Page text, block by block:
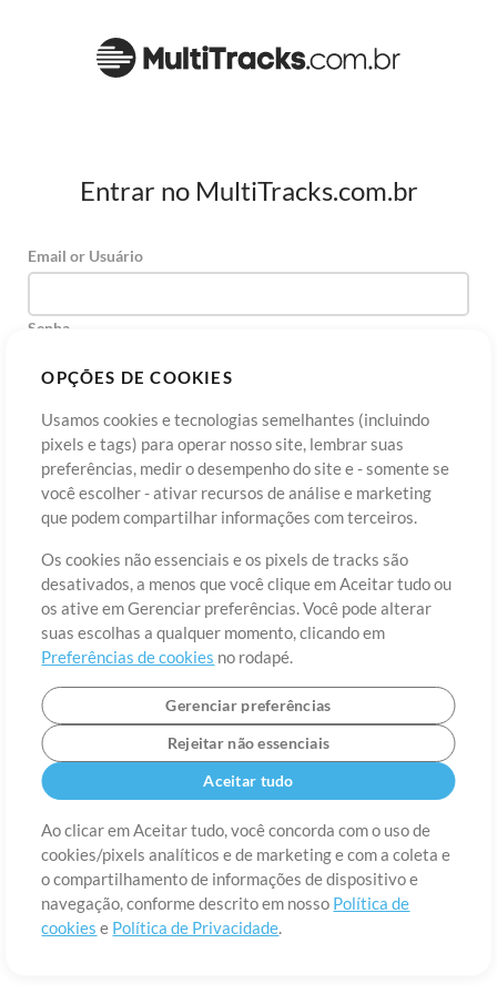
OPÇÕES DE COOKIES
Usamos cookies e tecnologias semelhantes (incluindo
pixels e tags) para operar nosso site, lembrar suas
preferências, medir o desempenho do site e - somente se
você escolher - ativar recursos de análise e marketing
que podem compartilhar informações com terceiros.
Os cookies não essenciais e os pixels de tracks são
desativados, a menos que você clique em Aceitar tudo ou
os ative em Gerenciar preferências. Você pode alterar
suas escolhas a qualquer momento, clicando em
Preferências de cookies no rodapé.
Gerenciar preferências
Rejeitar não essenciais
Aceitar tudo
Ao clicar em Aceitar tudo, você concorda com o uso de
cookies/pixels analíticos e de marketing e com a coleta e
o compartilhamento de informações de dispositivo e
navegação, conforme descrito em nosso Política de
cookies e Política de Privacidade.
Entrar no MultiTracks.com.br
Email or Usuário
Senha
Cadastre-seEsqueceu sua senha?
Termos de Uso Política de Privacidade
Preferências de
Contato
©2006-2026 por MultiTracks LLC. Todos os Direitos Reservados.